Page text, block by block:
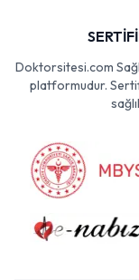
Doktorsitesi.com
platformudur.